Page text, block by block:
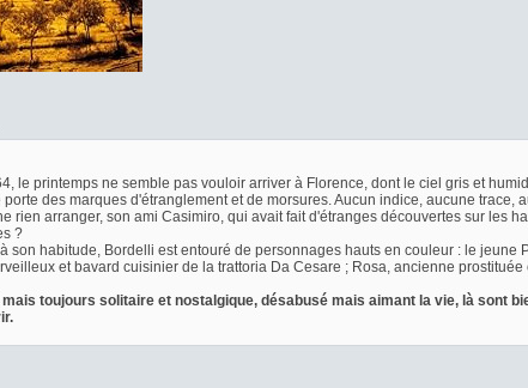
le printemps ne semble pas vouloir arriver à Florence, dont le ciel gris et
porte des marques d'étranglement et de morsures. Aucun indice, aucune trace,
rien arranger, son ami Casimiro, qui avait fait d'étranges découvertes sur les
?
son habitude, Bordelli est entouré de personnages hauts en couleur : le
et bavard cuisinier de la trattoria Da Cesare ; Rosa, ancienne prostituée
mais toujours solitaire et nostalgique, désabusé mais aimant la vie, là sont